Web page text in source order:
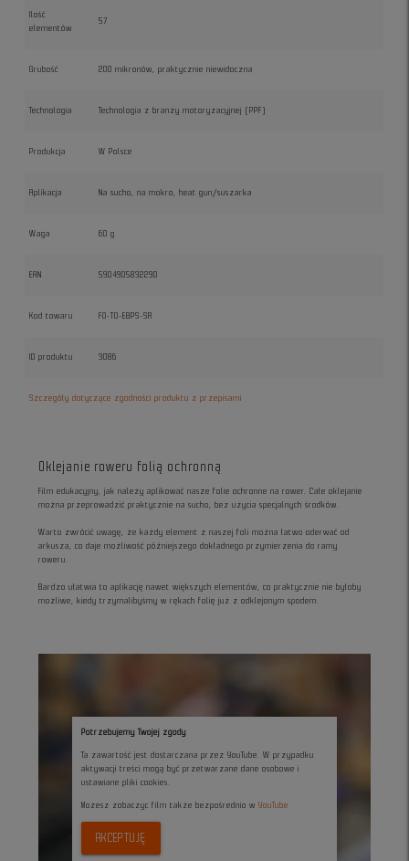
Ilość
elementów
57
Grubość 200 mikronów, praktycznie niewidoczna
Technologia Technologia z branży motoryzacyjnej (PPF)
Produkcja W Polsce
Aplikacja Na sucho, na mokro, heat gun/suszarka
Waga 60 g
EAN 5904905832290
Kod towaru FO-TO-EBPS-SR
ID produktu 3086
Szczegóły dotyczące zgodności produktu z przepisami
Potrzebujemy Twojej zgody
Ta zawartość jest dostarczana przez YouTube. W przypadku
aktywacji treści mogą być przetwarzane dane osobowe i
ustawiane pliki cookies.
Możesz zobaczyc film także bezpośrednio w YouTube
AKCEPTUJĘ
Oklejanie roweru folią ochronną
Film edukacyjny, jak należy aplikować nasze folie ochronne na rower. Całe oklejanie
można przeprowadzić praktycznie na sucho, bez użycia specjalnych środków.
Warto zwrócić uwagę, że każdy element z naszej foli można łatwo oderwać od
arkusza, co daje możliwość późniejszego dokładnego przymierzenia do ramy
roweru.
Bardzo ułatwia to aplikację nawet większych elementów, co praktycznie nie byłoby
możliwe, kiedy trzymalibyśmy w rękach folię już z odklejonym spodem.